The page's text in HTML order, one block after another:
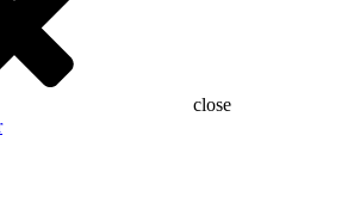
close